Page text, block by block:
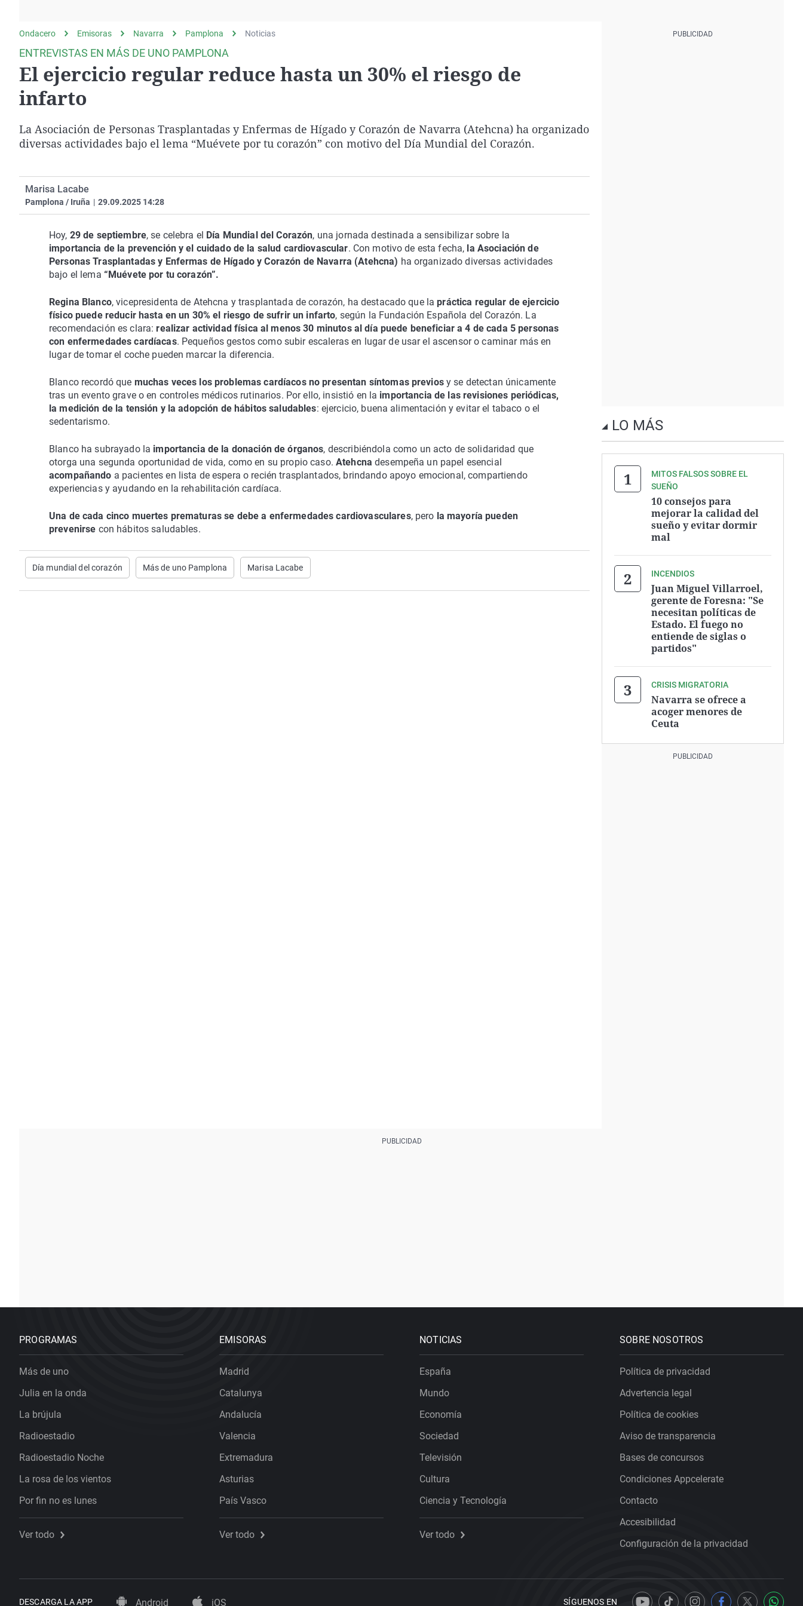
Como el perro y el
gato
Operación Viuda
Negra
Navarra
Ondacero Emisoras Navarra Pamplona Noticias
ENTREVISTAS EN MÁS DE UNO PAMPLONA
El ejercicio regular reduce hasta un 30% el riesgo de
infarto
La Asociación de Personas Trasplantadas y Enfermas de Hígado y Corazón de Navarra (Atehcna) ha organizado
diversas actividades bajo el lema “Muévete por tu corazón” con motivo del Día Mundial del Corazón.
Marisa Lacabe
Pamplona / Iruña | 29.09.2025 14:28
Hoy, 29 de septiembre, se celebra el Día Mundial del Corazón, una jornada destinada a sensibilizar sobre la
importancia de la prevención y el cuidado de la salud cardiovascular. Con motivo de esta fecha, la Asociación de
Personas Trasplantadas y Enfermas de Hígado y Corazón de Navarra (Atehcna) ha organizado diversas actividades
bajo el lema “Muévete por tu corazón”.
Regina Blanco, vicepresidenta de Atehcna y trasplantada de corazón, ha destacado que la práctica regular de ejercicio
físico puede reducir hasta en un 30% el riesgo de sufrir un infarto, según la Fundación Española del Corazón. La
recomendación es clara:realizar actividad física al menos 30 minutos al día puede beneficiar a 4 de cada 5 personas
con enfermedades cardíacas. Pequeños gestos como subir escaleras en lugar de usar el ascensor o caminar más en
lugar de tomar el coche pueden marcar la diferencia.
Blanco recordó que muchas veces los problemas cardíacos no presentan síntomas previosy se detectan únicamente
tras un evento grave o en controles médicos rutinarios. Por ello, insistió en la importancia de las revisiones periódicas,
la medición de la tensión y la adopción de hábitos saludables: ejercicio, buena alimentación y evitar el tabaco o el
sedentarismo.
Blanco ha subrayado la importancia de la donación de órganos, describiéndola como un acto de solidaridad que
otorga una segunda oportunidad de vida, como en su propio caso. Atehcna desempeña un papel esencial
acompañando a pacientes en lista de espera o recién trasplantados, brindando apoyo emocional, compartiendo
experiencias y ayudando en la rehabilitación cardíaca.
Una de cada cinco muertes prematuras se debe a enfermedades cardiovasculares, pero la mayoría pueden
prevenirse con hábitos saludables.
Día mundial del corazón Más de uno Pamplona Marisa Lacabe
LO MÁS
MITOS FALSOS SOBRE EL
SUEÑO
10 consejos para
mejorar la calidad del
sueño y evitar dormir
mal
INCENDIOS
Juan Miguel Villarroel,
gerente de Foresna: "Se
necesitan políticas de
Estado. El fuego no
entiende de siglas o
partidos"
CRISIS MIGRATORIA
Navarra se ofrece a
acoger menores de
Ceuta
PROGRAMAS
Más de uno
Julia en la onda
La brújula
Radioestadio
Radioestadio Noche
La rosa de los vientos
Por fin no es lunes
Ver todo
EMISORAS
Madrid
Catalunya
Andalucía
Valencia
Extremadura
Asturias
País Vasco
Ver todo
NOTICIAS
España
Mundo
Economía
Sociedad
Televisión
Cultura
Ciencia y Tecnología
Ver todo
SOBRE NOSOTROS
Política de privacidad
Advertencia legal
Política de cookies
Aviso de transparencia
Bases de concursos
Condiciones Appcelerate
Contacto
Accesibilidad
Configuración de la privacidad
DESCARGA LA APP Android iOS SÍGUENOS EN